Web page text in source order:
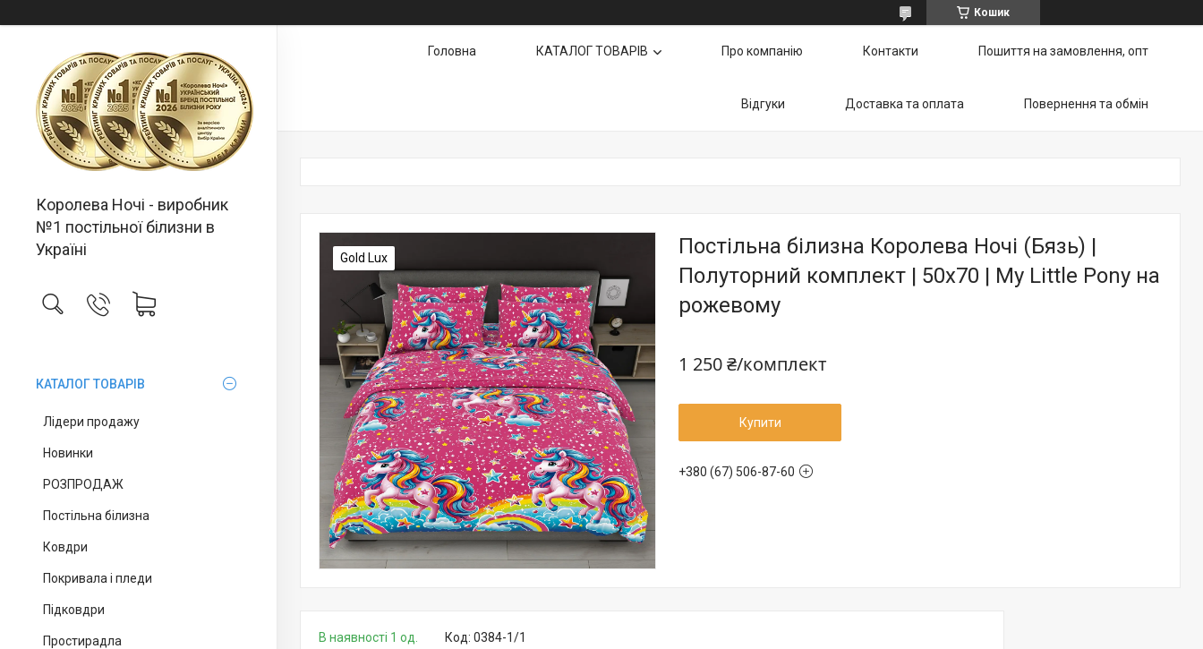
Кошик
Королева Ночі - виробник
№1 постільної білизни в
Україні
КАТАЛОГ ТОВАРІВ
Лідери продажу
Новинки
РОЗПРОДАЖ
Постільна білизна
Ковдри
Покривала і пледи
Підковдри
Простирадла
Головна КАТАЛОГ ТОВАРІВ Про компанію Контакти Пошиття на замовлення, опт
Відгуки Доставка та оплата Повернення та обмін
Gold Lux
Постільна білизна Королева Ночі (Бязь) |
Полуторний комплект | 50х70 | My Little Pony на
рожевому
1 250 ₴/комплект
Купити
+380 (67) 506-87-60
В наявності 1 од. Код: 0384-1/1